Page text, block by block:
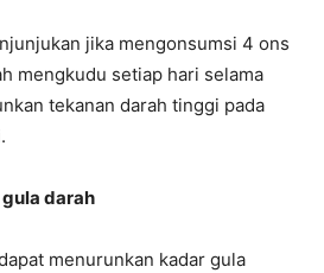
jika mengonsumsi 4 ons
mengkudu setiap hari selama
tekanan darah tinggi pada
darah
menurunkan kadar gula